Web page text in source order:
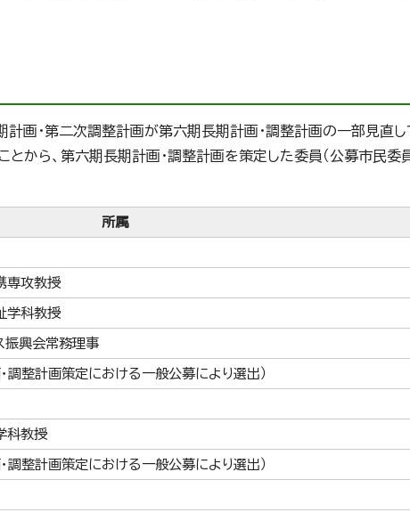
画・第二次調整計画が第六期長期計画・調整計画の一部見直し
から、第六期長期計画・調整計画を策定した委員（公募市民委
所属
専攻教授
学科教授
振興会常務理事
調整計画策定における一般公募により選出）
科教授
調整計画策定における一般公募により選出）